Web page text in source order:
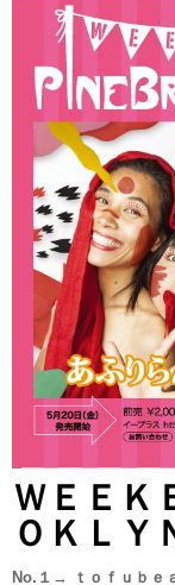
ＷＥＥＫ
ＯＫＬＹ
No.１ → ｔｏｆｕｂｅ